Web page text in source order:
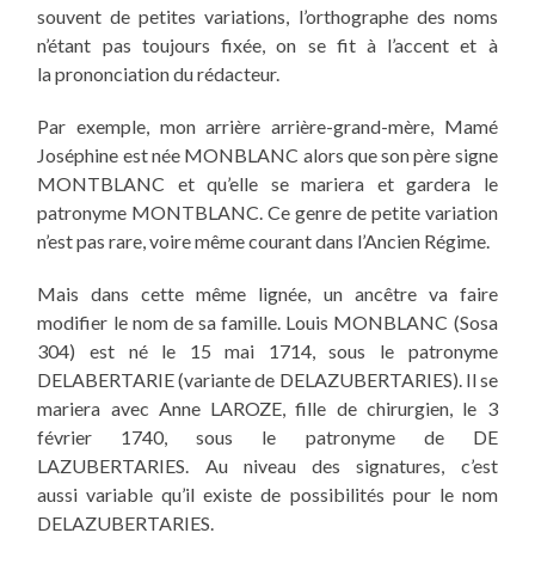
souventde petites variations, l’orthographe des noms
n’étant pas toujoursfixée , on se fit à l’accent et à
la prononciation du rédacteur.
Par exemple, monarrière arrière-grand-mère, Mamé
Joséphine estnéeMONBLANC alors que son père signe
MONTBLANC et qu’elle se mariera et gardera le
patronyme MONTBLANC. Ce genre de petite variation
n’est pas rare,voiremême courant dans l’Ancien Régime.
Mais dans cette même lignée, un ancêtre va faire
modifier le nom de sa famille. Louis MONBLANC (Sosa
304) est né le 15mai 1714, sous le patronyme
DELABERTARIE (variante de DELAZUBERTARIES). Il se
mariera avec Anne LAROZE, fille de chirurgien, le 3
février 1740 , sous le patronyme de DE
LAZUBERTARIES. Au niveau des signatures, c’est
aussi variable qu’il existe de possibilités pour le nom
DELAZUBERTARIES.